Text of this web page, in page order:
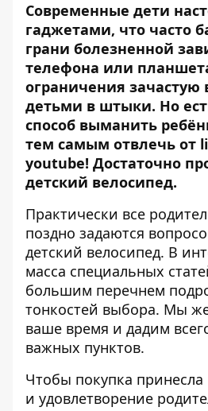
Современные дети
гаджетами, что часто
грани болезненной
телефона или
ограничения зачастую
детьми в штыки. Но
способ выманить
тем самым отвлечь от
youtube! Достаточно
детский велосипед.
Практически все
поздно задаются
детский велосипед. В
масса специальных
большим перечнем
тонкостей выбора. Мы
ваше время и дадим
важных пунктов.
Чтобы покупка принесла
и удовлетворение